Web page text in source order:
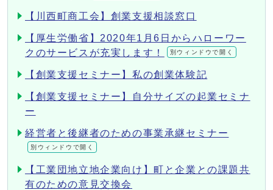
【川西町商工会】創業支援相談窓口
【厚生労働省】2020年1月6日からハローワー
クのサービスが充実します！
別ウィンドウで開く
【創業支援セミナー】私の創業体験記
【創業支援セミナー】自分サイズの起業セミナ
ー
経営者と後継者のための事業承継セミナー
別ウィンドウで開く
【工業団地立地企業向け】町と企業との課題共
有のための意見交換会